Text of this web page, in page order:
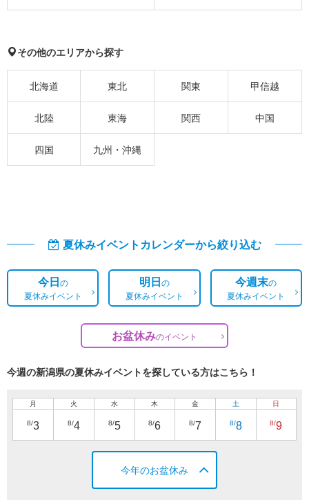
その他のエリアから探す
北海道 東北 関東 甲信越
北陸 東海 関西 中国
四国 九州・沖縄
夏休みイベントカレンダーから絞り込む
今日の
夏休みイベント
明日の
夏休みイベント
今週末の
夏休みイベント
お盆休みのイベント
今週の新潟県の夏休みイベントを探している方はこちら！
月
8/3
火
8/4
水
8/5
木
8/6
金
8/7
土
8/8
日
8/9
今年のお盆休み